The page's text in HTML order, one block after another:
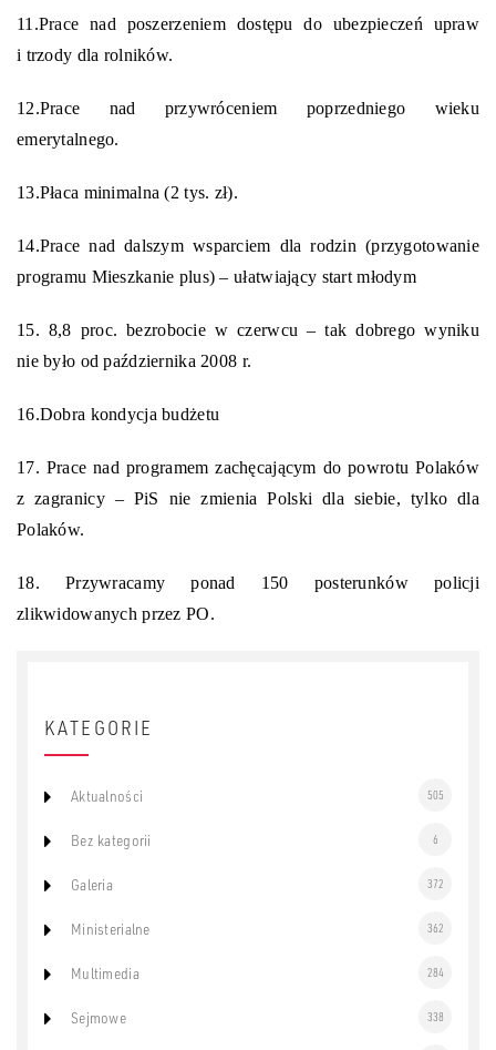
11.Prace nad poszerzeniem dostępu do ubezpieczeń upraw
i trzody dla rolników.
12.Prace nad przywróceniem poprzedniego wieku
emerytalnego.
13.Płaca minimalna (2 tys. zł).
14.Prace nad dalszym wsparciem dla rodzin (przygotowanie
programu Mieszkanie plus) – ułatwiający start młodym
15. 8,8 proc. bezrobocie w czerwcu – tak dobrego wyniku
nie było od października 2008 r.
16.Dobra kondycja budżetu
17. Prace nad programem zachęcającym do powrotu Polaków
z zagranicy – PiS nie zmienia Polski dla siebie, tylko dla
Polaków.
18. Przywracamy ponad 150 posterunkówpolicji
zlikwidowanych przez PO.
KATEGORIE
Aktualności 505
Bez kategorii 6
Galeria 372
Ministerialne 362
Multimedia 284
Sejmowe 338